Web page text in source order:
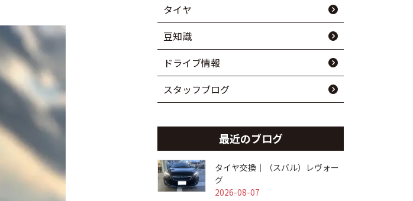
タイヤ
豆知識
ドライブ情報
スタッフブログ
最近のブログ
タイヤ交換｜（スバル）レヴォー
グ
2026-08-07